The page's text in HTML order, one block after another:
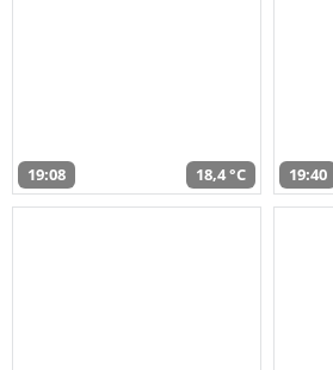
19:08 18,4 °C 19:40